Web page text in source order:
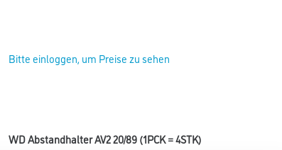
Bitte einloggen, um Preise zu sehen
WD Abstandhalter AV2 20/89 (1PCK = 4STK)